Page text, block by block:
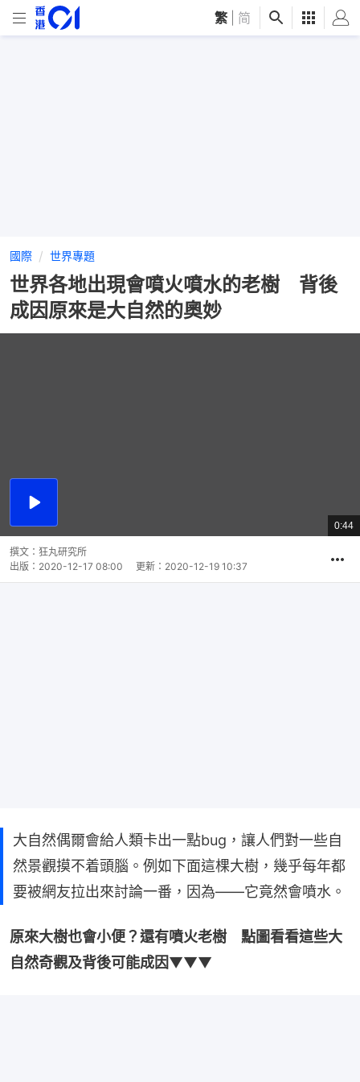
繁 简
國際 世界專題
世界各地出現會噴火噴水的老樹 背後
成因原來是大自然的奧妙
播
總
共
0:44
撰文： 狂丸研究所
出版： 2020-12-17 08:00 更新： 2020-12-19 10:37
大自然偶爾會給人類卡出一點bug，讓人們對一些自
然景觀摸不着頭腦。例如下面這棵大樹，幾乎每年都
要被網友拉出來討論一番，因為——它竟然會噴水。
原來大樹也會小便？還有噴火老樹　點圖看看這些大
自然奇觀及背後可能成因▼▼▼